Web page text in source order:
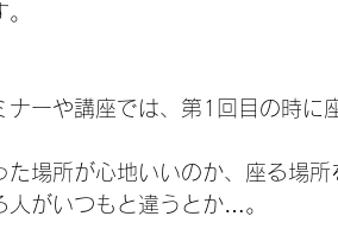
ーや講座では、第1回目の時に
場所が心地いいのか、座る場
人がいつもと違うとか…。